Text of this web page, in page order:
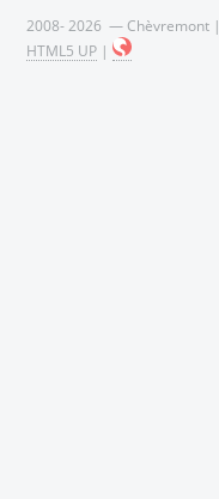
2008- 2026 — Chèvremont |
HTML5 UP |